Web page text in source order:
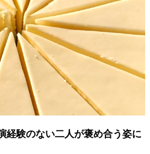
経験のない二人が褒め合う姿に